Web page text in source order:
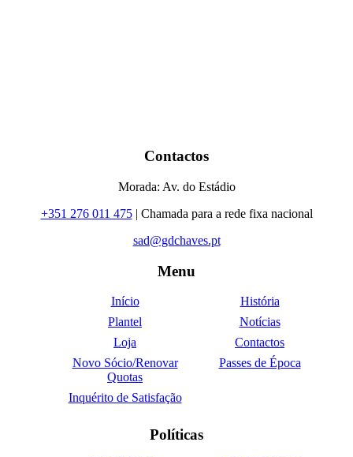
Contactos
Morada: Av. do Estádio
+351 276 011 475| Chamada para a rede fixa nacional
sad@gdchaves.pt
Menu
Início
História
Plantel
Notícias
Loja
Contactos
Novo Sócio/Renovar
Quotas
Passes de Época
Inquérito de Satisfação
Políticas